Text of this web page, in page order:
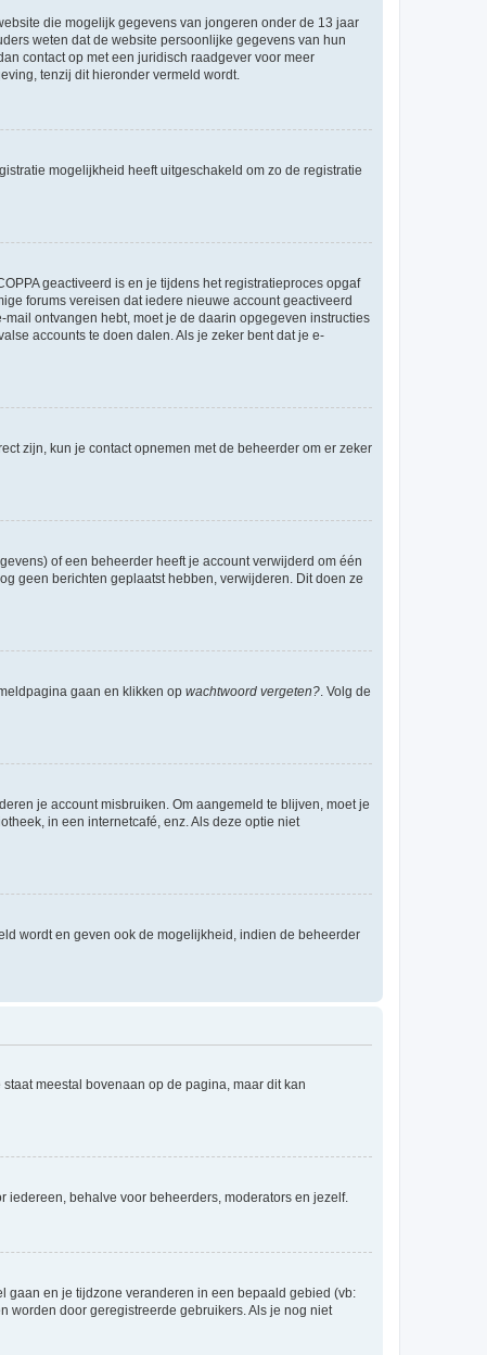
die mogelijk gegevens van jongeren onder de 13 jaar
weten dat de website persoonlijke gegevens van hun
contact op met een juridisch raadgever voor meer
tenzij dit hieronder vermeld wordt.
mogelijkheid heeft uitgeschakeld om zo de registratie
geactiveerd is en je tijdens het registratieproces opgaf
forums vereisen dat iedere nieuwe account geactiveerd
ontvangen hebt, moet je de daarin opgegeven instructies
accounts te doen dalen. Als je zeker bent dat je e-
zijn, kun je contact opnemen met de beheerder om er zeker
of een beheerder heeft je account verwijderd om één
geen berichten geplaatst hebben, verwijderen. Dit doen ze
gaan en klikken op wachtwoord vergeten? . Volg de
je account misbruiken. Om aangemeld te blijven, moet je
in een internetcafé, enz. Als deze optie niet
wordt en geven ook de mogelijkheid, indien de beheerder
meestal bovenaan op de pagina, maar dit kan
iedereen, behalve voor beheerders, moderators en jezelf.
gaan en je tijdzone veranderen in een bepaald gebied (vb:
worden door geregistreerde gebruikers. Als je nog niet